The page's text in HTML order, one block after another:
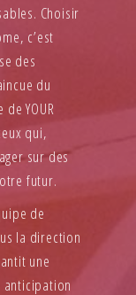
Choisir
c’est
des
du
YOUR
qui,
sur des
futur.
de
la direction
une